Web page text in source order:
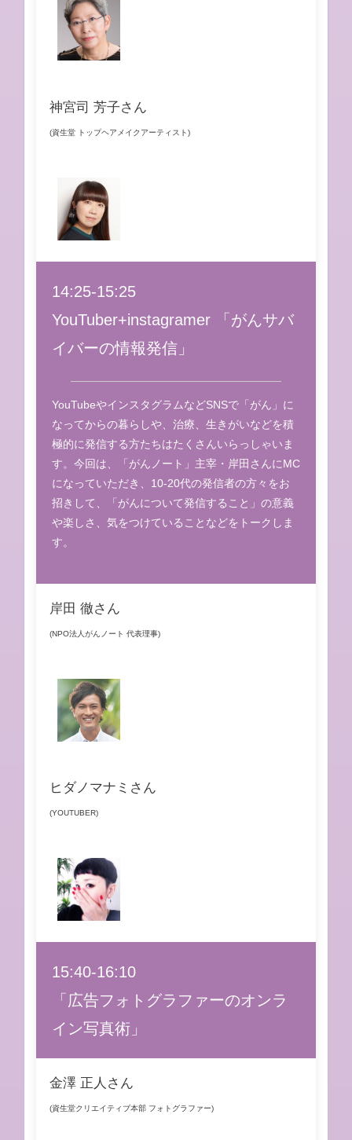
神宮司 芳子さん
(資生堂 トップヘアメイクアーティスト)
14:25-15:25
YouTuber+instagramer 「がんサバ
イバーの情報発信」
YouTubeやインスタグラムなどSNSで「がん」に
なってからの暮らしや、治療、生きがいなどを積
極的に発信する方たちはたくさんいらっしゃいま
す。今回は、「がんノート」主宰・岸田さんにMC
になっていただき、10-20代の発信者の方々をお
招きして、「がんについて発信すること」の意義
や楽しさ、気をつけていることなどをトークしま
す。
岸田 徹さん
(NPO法人がんノート 代表理事)
ヒダノマナミさん
(YOUTUBER)
15:40-16:10
「広告フォトグラファーのオンラ
イン写真術」
金澤 正人さん
(資生堂クリエイティブ本部 フォトグラファー)